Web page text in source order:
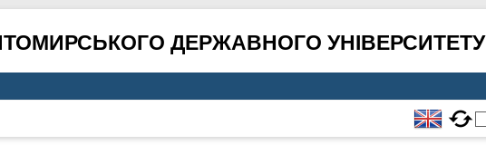
ДЕРЖАВНОГО УНІВЕРСИТЕТУ